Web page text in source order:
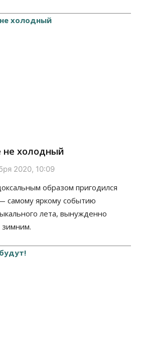
не холодный
2020, 10:09
образом пригодился
самому яркому событию
лета, вынужденно